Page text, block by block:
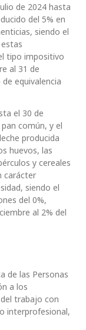
de 2024 hasta
del 5% en
siendo el
tipo impositivo
al 31 de
equivalencia
el 30 de
común, y el
producida
huevos, las
y cereales
carácter
siendo el
del 0%,
al 2% del
de las Personas
a los
trabajo con
interprofesional,